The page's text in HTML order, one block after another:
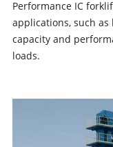
Performance IC
applications, such
capacity and
loads.